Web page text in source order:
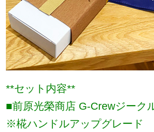
**セット内容**
■前原光榮商店 G-Crewジーク
※椛ハンドルアップグレード